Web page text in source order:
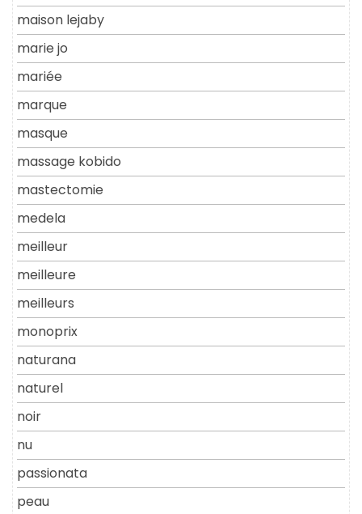
maison lejaby
marie jo
mariée
marque
masque
massage kobido
mastectomie
medela
meilleur
meilleure
meilleurs
monoprix
naturana
naturel
noir
nu
passionata
peau